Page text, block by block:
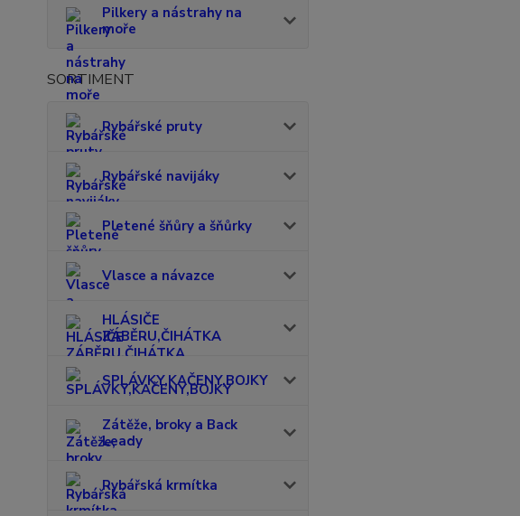
Pilkery a nástrahy na
moře
SORTIMENT
Rybářské pruty
Rybářské navijáky
Pletené šňůry a šňůrky
Vlasce a návazce
HLÁSIČE
ZÁBĚRU,ČIHÁTKA
SPLÁVKY,KAČENY,BOJKY
Zátěže, broky a Back
Leady
Rybářská krmítka